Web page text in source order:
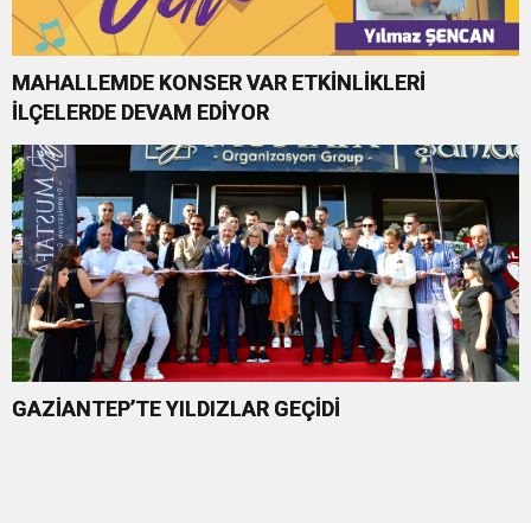
MAHALLEMDE KONSER VAR ETKİNLİKLERİ
İLÇELERDE DEVAM EDİYOR
GAZİANTEP’TE YILDIZLAR GEÇİDİ